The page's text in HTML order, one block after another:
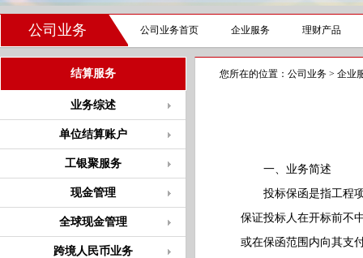
公司业务 公司业务首页 企业服务 理财产品
结算服务
业务综述
单位结算账户
工银聚服务
现金管理
全球现金管理
跨境人民币业务
您所在的位置： 公司业务 > 企业
一、业务简述
投标保函是指工程项
保证投标人在开标前不
或在保函范围内向其支